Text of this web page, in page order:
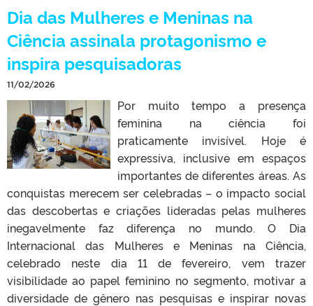
Dia das Mulheres e Meninas na
Ciência assinala protagonismo e
inspira pesquisadoras
11/02/2026
Por muito tempo a presença
feminina na ciência foi
praticamente invisível. Hoje é
expressiva, inclusive em espaços
importantes de diferentes áreas. As
conquistas merecem ser celebradas – o impacto social
das descobertas e criações lideradas pelas mulheres
inegavelmente faz diferença no mundo. O Dia
Internacional das Mulheres e Meninas na Ciência,
celebrado neste dia 11 de fevereiro, vem trazer
visibilidade ao papel feminino no segmento, motivar a
diversidade de gênero nas pesquisas e inspirar novas